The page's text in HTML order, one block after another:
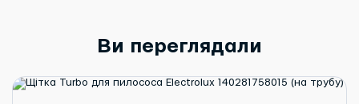
Ви переглядали